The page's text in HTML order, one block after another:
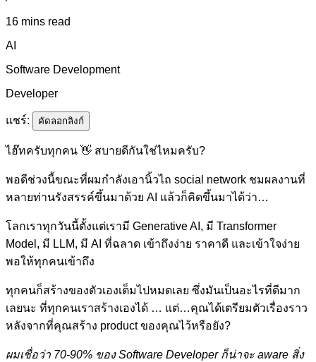
16 mins read
AI
Software Development
Developer
แชร์: คัดลอกลิงก์
ไฮ๊ทครับทุกคน 👋 สบายดีกันใช่ไหมครับ?
พอดีช่วงนี้ขณะที่ผมกำลังเอานิ้วไถ social network ชมผลงานที่
หลายท่านรังสรรค์ขึ้นมาด้วย AI แล้วก็คิดขึ้นมาได้ว่า…
โลกเราทุกวันนี้ตั้งแต่เรามี Generative AI, มี Transformer
Model, มี LLM, มี AI ที่ฉลาด เข้าถึงง่าย ราคาดี และเข้าใจง่าย
พอให้ทุกคนเข้าถึง
ทุกคนก็สร้างของตัวเองเต็มไปหมดเลย ซึ่งมันเป็นอะไรที่ดีมาก
เลยนะ ที่ทุกคนเราสร้างเองได้ …​ แต่…คุณได้เตรียมตัวเรื่องราว
หลังจากที่คุณสร้าง product ของคุณไว้หรือยัง?
ผมเชื่อว่า 70-90% ของ Software Developer ก็น่าจะ aware สิ่ง